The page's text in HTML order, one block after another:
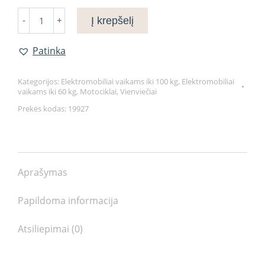
Motociklas
vaikams
A9902
Khaki
quantity
Į krepšelį
Patinka
Kategorijos: Elektromobiliai vaikams iki 100 kg, Elektromobiliai
vaikams iki 60 kg, Motociklai, Vienviečiai
Prekės kodas: 19927
Aprašymas
Papildoma informacija
Atsiliepimai (0)